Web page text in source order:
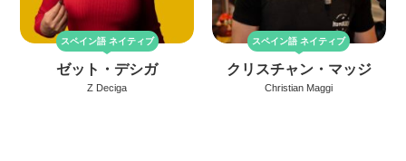
スペイン語 ネイティブ
ゼット・デシガ
Z Deciga
スペイン語ネイティブ
クリスチャン・マッジ
Christian Maggi